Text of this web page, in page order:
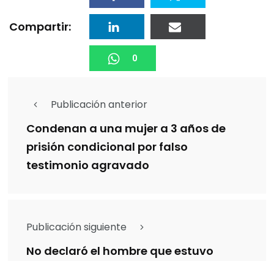
Compartir:
0
Publicación anterior
Condenan a una mujer a 3 años de
prisión condicional por falso
testimonio agravado
Publicación siguiente
No declaró el hombre que estuvo